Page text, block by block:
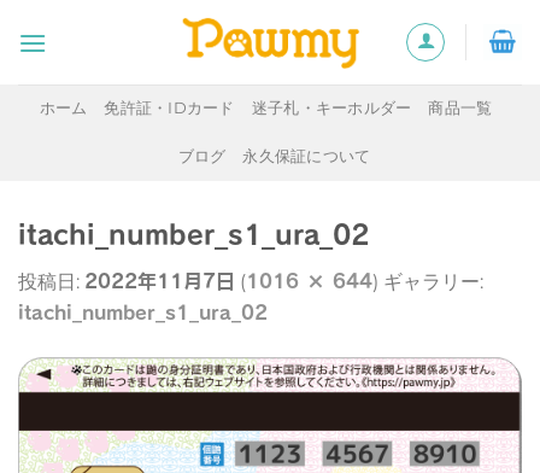
ホーム 免許証・IDカード 迷子札・キーホルダー 商品一覧
ブログ 永久保証について
itachi_number_s1_ura_02
投稿日: 2022年11月7日 (1016 × 644) ギャラリー:
itachi_number_s1_ura_02